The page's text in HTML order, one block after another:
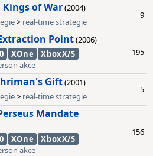
of War(2004)
> real-time strategie
9
Point(2006)
XOne
XboxX/S
akce
195
Gift(2001)
> real-time strategie
5
Mandate
XOne
XboxX/S
akce
156